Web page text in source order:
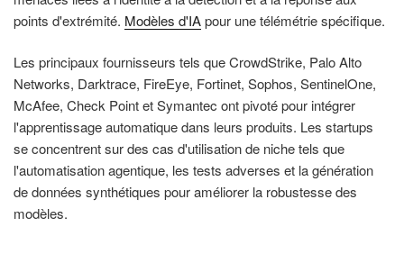
points d'extrémité. Modèles d'IApour une télémétrie spécifique.
Les principaux fournisseurs tels que CrowdStrike, Palo Alto
Networks, Darktrace, FireEye, Fortinet, Sophos, SentinelOne,
McAfee, Check Point et Symantec ont pivoté pour intégrer
l'apprentissage automatique dans leurs produits. Les startups
se concentrent sur des cas d'utilisation de niche tels que
l'automatisation agentique, les tests adverses et la génération
de données synthétiques pour améliorer la robustesse des
modèles.